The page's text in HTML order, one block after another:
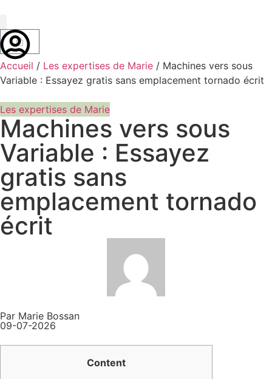
Accueil / Les expertises de Marie / Machines vers sous
Variable : Essayez gratis sans emplacement tornado écrit
Les expertises de Marie
Machines vers sous
Variable : Essayez
gratis sans
emplacement tornado
écrit
Par Marie Bossan
09-07-2026
Content